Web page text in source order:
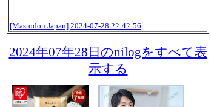
[Mastodon Japan] 2024-07-28 22:42:56
2024年07年28日のnilogをすべて表
示する